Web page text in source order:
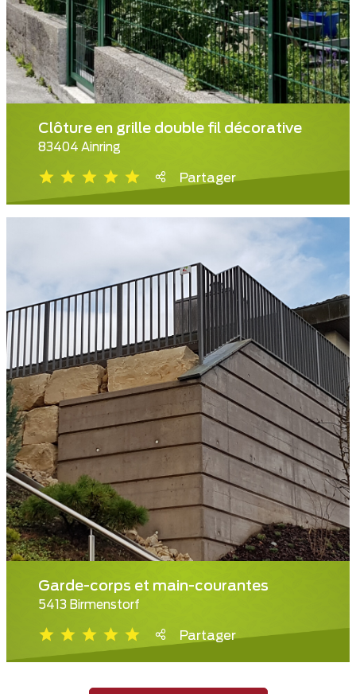
Clôture en grille double fil décorative
83404 Ainring
Partager
Garde-corps et main-courantes
5413 Birmenstorf
Partager